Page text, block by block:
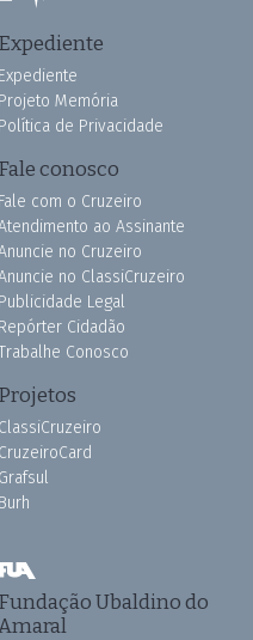
Expediente
Expediente
Projeto Memória
Política de Privacidade
Fale conosco
Fale com o Cruzeiro
ao Assinante
no Cruzeiro
no ClassiCruzeiro
Publicidade Legal
Repórter Cidadão
Conosco
Projetos
ClassiCruzeiro
CruzeiroCard
Grafsul
Burh
Fundação Ubaldino do